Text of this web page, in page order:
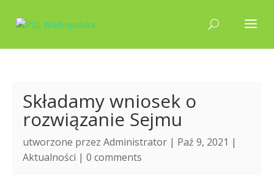
Składamy wniosek o
rozwiązanie Sejmu
utworzone przezAdministrator | Paź 9, 2021 |
Aktualności |0 comments